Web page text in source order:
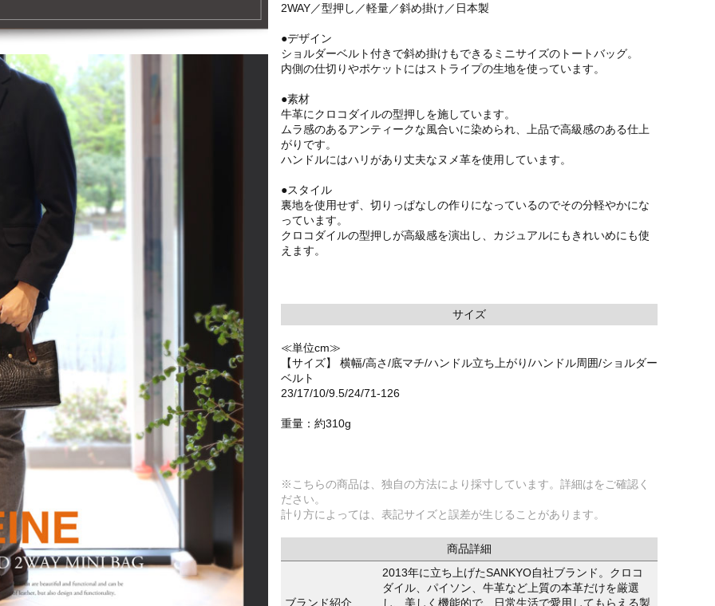
2WAY／型押し／軽量／斜め掛け／日本製
●デザイン
ショルダーベルト付きで斜め掛けもできるミニサイズのトートバッグ。
内側の仕切りやポケットにはストライプの生地を使っています。
●素材
牛革にクロコダイルの型押しを施しています。
ムラ感のあるアンティークな風合いに染められ、上品で高級感のある仕上
がりです。
ハンドルにはハリがあり丈夫なヌメ革を使用しています。
●スタイル
裏地を使用せず、切りっぱなしの作りになっているのでその分軽やかにな
っています。
クロコダイルの型押しが高級感を演出し、カジュアルにもきれいめにも使
えます。
サイズ
≪単位cm≫
【サイズ】 横幅/高さ/底マチ/ハンドル立ち上がり/ハンドル周囲/ショルダー
ベルト
23/17/10/9.5/24/71-126
重量：約310g
※こちらの商品は、独自の方法により採寸しています。詳細はをご確認く
ださい。
計り方によっては、表記サイズと誤差が生じることがあります。
商品詳細
ブランド紹介
2013年に立ち上げたSANKYO自社ブランド。クロコ
ダイル、パイソン、牛革など上質の本革だけを厳選
し、美しく機能的で、日常生活で愛用してもらえる製